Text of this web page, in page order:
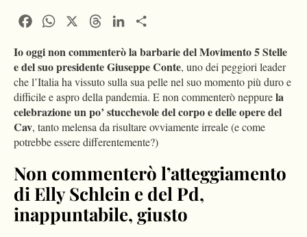
FacebookWhatsApp ThreadsLinkedIn
Io oggi non commenterò la barbarie del Movimento 5 Stelle
e del suo presidente Giuseppe Conte, uno dei peggiori leader
che l’Italia ha vissuto sulla sua pelle nel suo momento più duro e
difficile e aspro della pandemia. E non commenterò neppurela
celebrazione un po’ stucchevole del corpo e delle opere del
Cav, tanto melensa da risultare ovviamente irreale (e come
potrebbe essere differentemente?)
Non commenterò l’atteggiamento
di Elly Schlein e del Pd,
inappuntabile, giusto